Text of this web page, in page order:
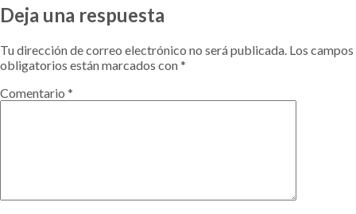
Deja una respuesta
Tu dirección de correo electrónico no será publicada. Los campos
obligatorios están marcados con*
Comentario *